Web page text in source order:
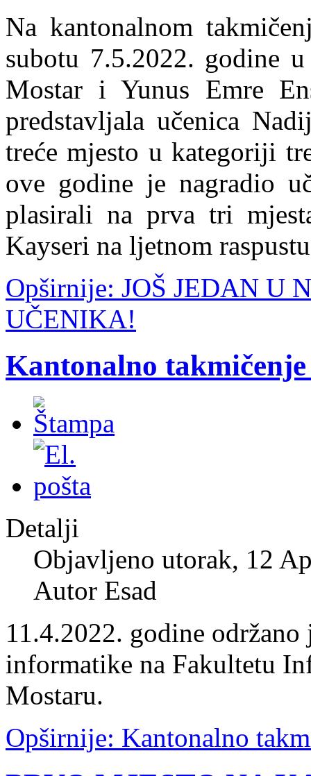
Na kantonalnom
subotu 7.5.2022. godine
Mostar i Yunus Emre
predstavljala učenica
treće mjesto u kategoriji
ove godine je nagradio
plasirali na prva tri
Kayseri na ljetnom
Opširnije: JOŠ JEDAN U
UČENIKA!
Kantonalno
Detalji
Objavljeno utorak, 12
Autor Esad
11.4.2022. godine
informatike na Fakultetu
Mostaru.
Opširnije: Kantonalno